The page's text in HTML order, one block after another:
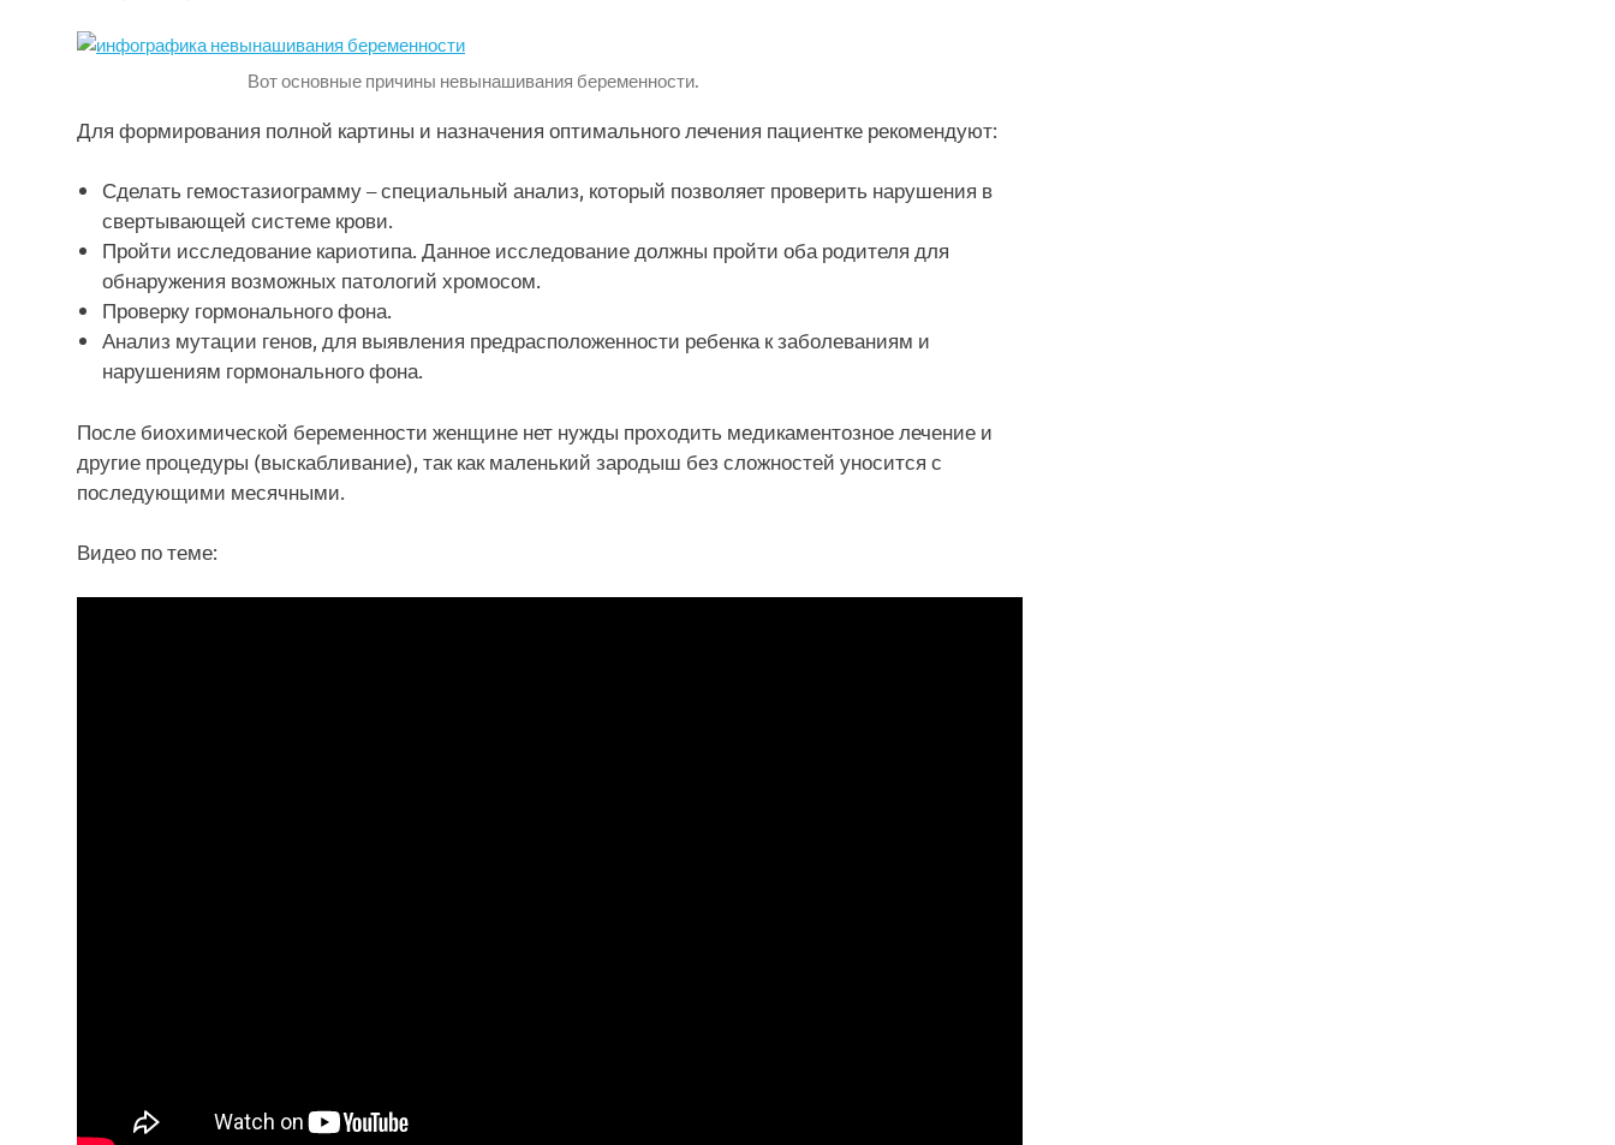
Вот основные причины невынашивания беременности.
Для формирования полной картины и назначения оптимального лечения пациентке рекомендуют:
Сделать гемостазиограмму – специальный анализ, который позволяет проверить нарушения в
свертывающей системе крови.
Пройти исследование кариотипа. Данное исследование должны пройти оба родителя для
обнаружения возможных патологий хромосом.
Проверку гормонального фона.
Анализ мутации генов, для выявления предрасположенности ребенка к заболеваниям и
нарушениям гормонального фона.
После биохимической беременности женщине нет нужды проходить медикаментозное лечение и
другие процедуры (выскабливание), так как маленький зародыш без сложностей уносится с
последующими месячными.
Видео по теме: